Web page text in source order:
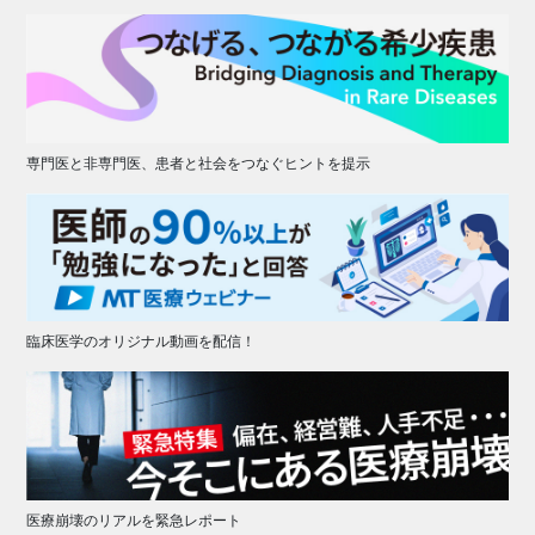
専門医と非専門医、患者と社会をつなぐヒントを提示
臨床医学のオリジナル動画を配信！
医療崩壊のリアルを緊急レポート